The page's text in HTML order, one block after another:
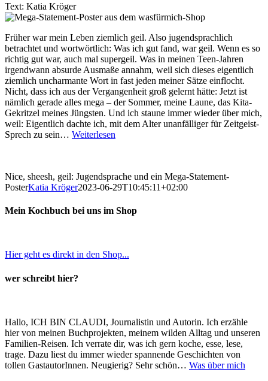
Text: Katia Kröger
Früher war mein Leben ziemlich geil. Also jugendsprachlich
betrachtet und wortwörtlich: Was ich gut fand, war geil. Wenn es so
richtig gut war, auch mal supergeil. Was in meinen Teen-Jahren
irgendwann absurde Ausmaße annahm, weil sich dieses eigentlich
ziemlich uncharmante Wort in fast jeden meiner Sätze einflocht.
Nicht, dass ich aus der Vergangenheit groß gelernt hätte: Jetzt ist
nämlich gerade alles mega – der Sommer, meine Laune, das Kita-
Gekritzel meines Jüngsten. Und ich staune immer wieder über mich,
weil: Eigentlich dachte ich, mit dem Alter unanfälliger für Zeitgeist-
Sprech zu sein… Weiterlesen
Nice, sheesh, geil: Jugendsprache und ein Mega-Statement-
PosterKatia Kröger2023-06-29T10:45:11+02:00
Mein Kochbuch bei uns im Shop
Hier geht es direkt in den Shop...
wer schreibt hier?
Hallo, ICH BIN CLAUDI, Journalistin und Autorin. Ich erzähle
hier von meinen Buchprojekten, meinem wilden Alltag und unseren
Familien-Reisen. Ich verrate dir, was ich gern koche, esse, lese,
trage. Dazu liest du immer wieder spannende Geschichten von
tollen GastautorInnen. Neugierig? Sehr schön… Was über mich